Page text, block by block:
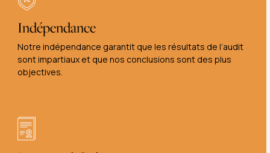
Indépendance
Notre indépendance garantit que les résultats de l’audit
sont impartiaux et que nos conclusions sont des plus
objectives.